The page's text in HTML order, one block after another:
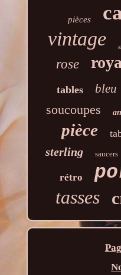
pièces
vintage
rose
tables bleu
soucoupes
pièce
sterling saucers
rétro
tasses